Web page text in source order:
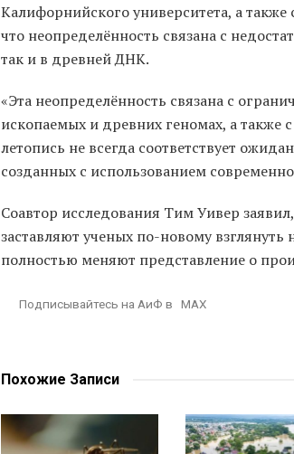
Калифорнийского университета, а также
что неопределённость связана с
так и в древней ДНК.
«Эта неопределённость связана с
ископаемых и древних геномах, а также
летопись не всегда соответствует
созданных с использованием
Соавтор исследования Тим Уивер
заставляют ученых по-новому взглянуть
полностью меняют представление о
Подписывайтесь на АиФ в MAX
Похожие Записи